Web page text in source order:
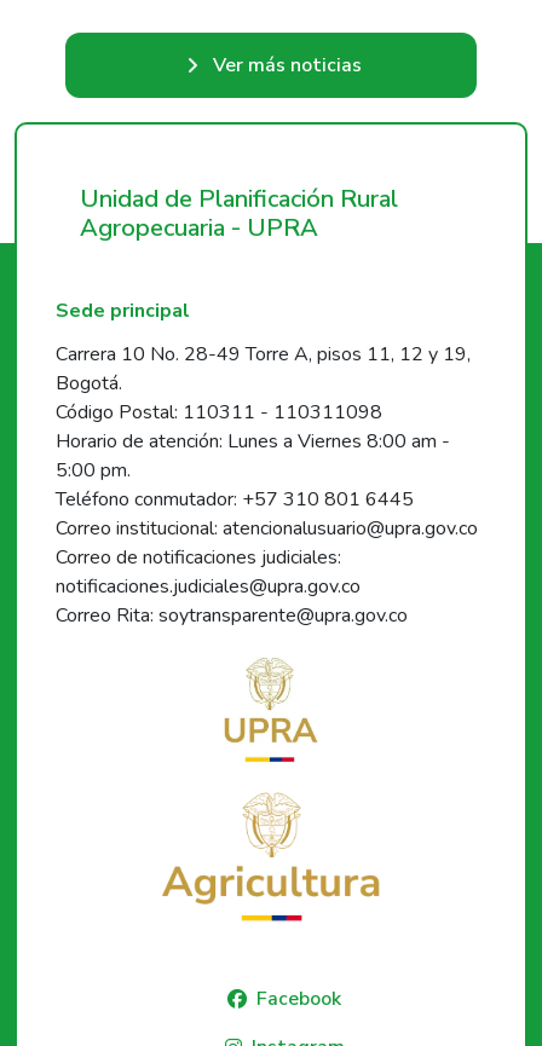
Ver más noticias
Unidad de Planificación Rural
Agropecuaria - UPRA
Sede principal
Carrera 10 No. 28-49 Torre A, pisos 11, 12 y 19,
Bogotá.
Código Postal: 110311 - 110311098
Horario de atención: Lunes a Viernes 8:00 am -
5:00 pm.
Teléfono conmutador: +57 310 801 6445
Correo institucional: atencionalusuario@upra.gov.co
Correo de notificaciones judiciales:
notificaciones.judiciales@upra.gov.co
Correo Rita: soytransparente@upra.gov.co
Facebook